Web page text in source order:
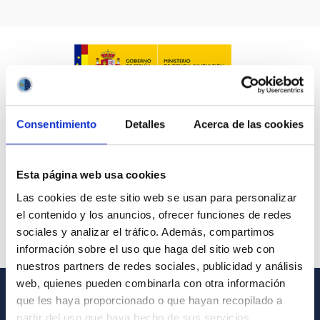
Consentimiento Detalles Acerca de las cookies
Esta página web usa cookies
Las cookies de este sitio web se usan para personalizar
el contenido y los anuncios, ofrecer funciones de redes
sociales y analizar el tráfico. Además, compartimos
información sobre el uso que haga del sitio web con
nuestros partners de redes sociales, publicidad y análisis
web, quienes pueden combinarla con otra información
que les haya proporcionado o que hayan recopilado a
partir del uso que haya hecho de sus servicios.
GENERAL INFORMATION